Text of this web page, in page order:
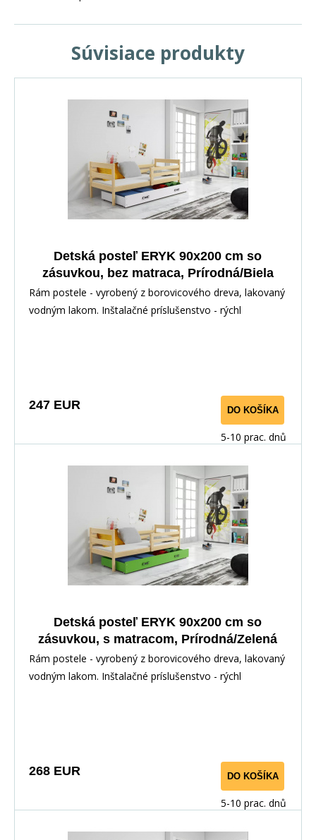
Súvisiace produkty
Detská posteľ ERYK 90x200 cm so
zásuvkou, bez matraca, Prírodná/Biela
Rám postele - vyrobený z borovicového dreva, lakovaný
vodným lakom. Inštalačné príslušenstvo - rýchl
247 EUR DO KOŠÍKA
5-10 prac. dnů
Detská posteľ ERYK 90x200 cm so
zásuvkou, s matracom, Prírodná/Zelená
Rám postele - vyrobený z borovicového dreva, lakovaný
vodným lakom. Inštalačné príslušenstvo - rýchl
268 EUR DO KOŠÍKA
5-10 prac. dnů